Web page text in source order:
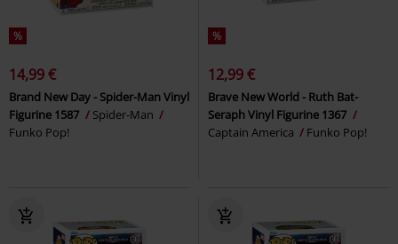
%
14,99 €
Brand New Day - Spider-Man Vinyl
Figurine 1587
Spider-Man
Funko Pop!
%
12,99 €
Brave New World - Ruth Bat-
Seraph Vinyl Figurine 1367
Captain America
Funko Pop!